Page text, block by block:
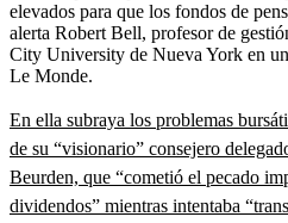
elevados para que los fondos de
alerta Robert Bell, profesor de
City University de Nueva York en
Le Monde.
En ella subraya los problemas
de su “visionario” consejero
Beurden, que “cometió el pecado
dividendos” mientras intentaba